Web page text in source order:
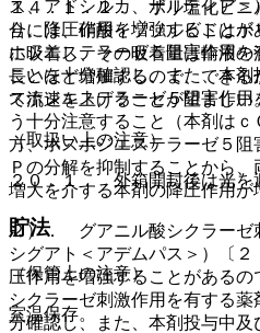
１４．１．２． ポリ塩化ビニ
合には、硝酸イソソルビドは
に吸着し、その吸着量は輸液
長いほど増加するので、でき
て流速を上げることが望ましい
（取扱い上の注意）
２０．１． 外箱開封後は光を
貯法
（保管上の注意）
室温保存。
ス、アドシルカ、ザルティア
り、降圧作用を増強すること
ホジエステラーゼ５阻害作用
ことを十分確認し、また、本
スホジエステラーゼ５阻害作
う十分注意すること（本剤は
方、ホスホジエステラーゼ５
Ｐの分解を抑制することから
増大を介する本剤の降圧作用が
２）． グアニル酸シクラーゼ
シグアト＜アデムパス＞）〔
圧作用を増強することがある
シクラーゼ刺激作用を有する
分確認し、また、本剤投与中